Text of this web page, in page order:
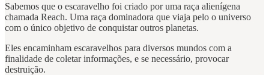
Sabemos que o escaravelho foi criado por uma raça alienígena
chamada Reach. Uma raça dominadora que viaja pelo o universo
com o único objetivo de conquistar outros planetas.
Eles encaminham escaravelhos para diversos mundos com a
finalidade de coletar informações, e se necessário, provocar
destruição.